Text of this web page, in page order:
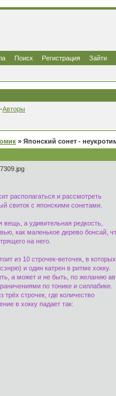
Поиск Регистрация Зайти
Авторы
» Японский сонет -
располагаться и рассмотреть
свиток с японскими сонетами.
а удивительная редкость,
как маленькое дерево бонсай,
на него.
из 10 строчек-веточек, в которых
и один катрен в ритме хокку.
а может и не быть, по желанию
по тонике и силлабике.
трёх строчек, где количество
в хокку падает так: